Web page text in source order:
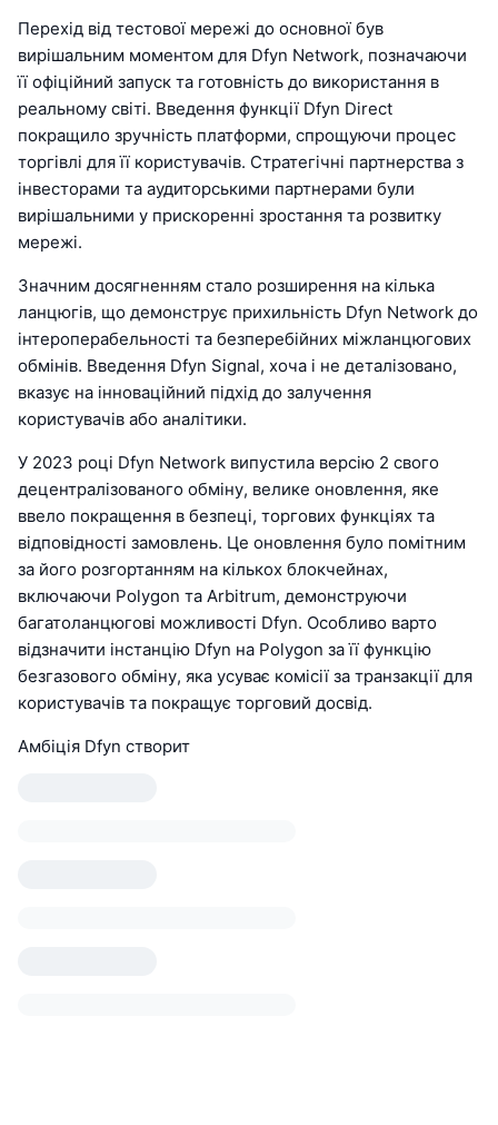
Перехід від тестової мережі до основної був
вирішальним моментом для Dfyn Network, позначаючи
її офіційний запуск та готовність до використання в
реальному світі. Введення функції Dfyn Direct
покращило зручність платформи, спрощуючи процес
торгівлі для її користувачів. Стратегічні партнерства з
інвесторами та аудиторськими партнерами були
вирішальними у прискоренні зростання та розвитку
мережі.
Значним досягненням стало розширення на кілька
ланцюгів, що демонструє прихильність Dfyn Network до
інтероперабельності та безперебійних міжланцюгових
обмінів. Введення Dfyn Signal, хоча і не деталізовано,
вказує на інноваційний підхід до залучення
користувачів або аналітики.
У 2023 році Dfyn Network випустила версію 2 свого
децентралізованого обміну, велике оновлення, яке
ввело покращення в безпеці, торгових функціях та
відповідності замовлень. Це оновлення було помітним
за його розгортанням на кількох блокчейнах,
включаючи Polygon та Arbitrum, демонструючи
багатоланцюгові можливості Dfyn. Особливо варто
відзначити інстанцію Dfyn на Polygon за її функцію
безгазового обміну, яка усуває комісії за транзакції для
користувачів та покращує торговий досвід.
Амбіція Dfyn створит